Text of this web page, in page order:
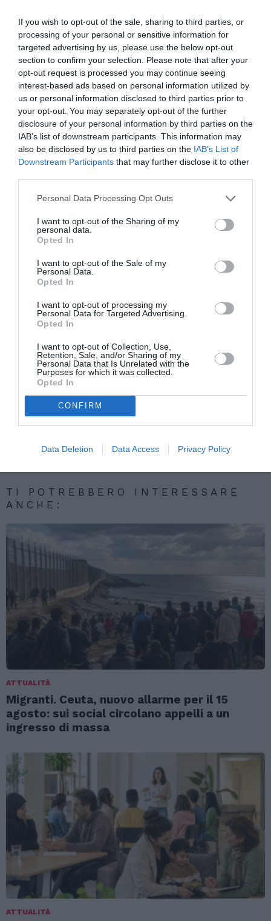
If you wish to opt-out of the sale, sharing to third parties, or
processing of your personal or sensitive information for
targeted advertising by us, please use the below opt-out
section to confirm your selection. Please note that after your
opt-out request is processed you may continue seeing
interest-based ads based on personal information utilized by
us or personal information disclosed to third parties prior to
your opt-out. You may separately opt-out of the further
disclosure of your personal information by third parties on the
IAB’s list of downstream participants. This information may
also be disclosed by us to third parties on the IAB’s List of
Downstream Participants that may further disclose it to other
Personal Data Processing Opt Outs
I want to opt-out of the Sharing of my
personal data.
Opted In
I want to opt-out of the Sale of my
Personal Data.
Opted In
I want to opt-out of processing my
Personal Data for Targeted Advertising.
Opted In
I want to opt-out of Collection, Use,
Retention, Sale, and/or Sharing of my
Personal Data that Is Unrelated with the
Purposes for which it was collected.
Opted In
CONFIRM
Data Deletion Data Access Privacy Policy
2007. Rientreranno nella norma varata pochi
giorni fa anche gli immigrati ai quali, negli anni
precedenti, fu negato lo status di rifugiati. Per
loro il riconoscimeto dipende dalla possibilità di
dimostrare la loro presenza nel Paese almeno
dal 1 gennaio 2010.
“Alla Polonia, serve una politica d’immigrazione
ragionevole perché è un paese sviluppato ed è
spiegato Komorowski firmando la nuova
normativa. “Già nel 2003 e nel 2004 sono stati
varati provvedimenti di questo tipo – prosegue il
presidente polacco – e ciò indica la mancanza di
una soluzione sistematica al problema
Articolo precedente
A Sabaudia indiani e pakistani festeggiano
insieme l’Eid al fitr
Articolo seguente
non immigrate)
TI POTREBBERO INTERESSARE
ANCHE:
ATTUALITÀ
Migranti. Ceuta, nuovo allarme per il 15
agosto: sui social circolano appelli a un
ingresso di massa
ATTUALITÀ